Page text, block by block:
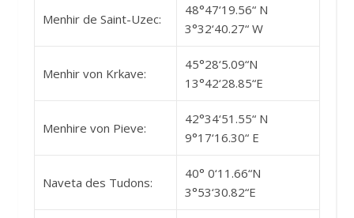
Menhir de Saint-Uzec:
48°47‘19.56“ N
3°32‘40.27“ W
Menhir von Krkave:
45°28‘5.09“N
13°42‘28.85“E
Menhire von Pieve:
42°34‘51.55“ N
9°17‘16.30“ E
Naveta des Tudons:
40° 0‘11.66“N
3°53‘30.82“E